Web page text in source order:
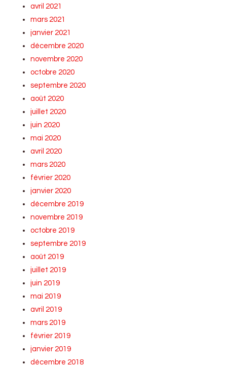
avril 2021
mars 2021
janvier 2021
décembre 2020
novembre 2020
octobre 2020
septembre 2020
août 2020
juillet 2020
juin 2020
mai 2020
avril 2020
mars 2020
février 2020
janvier 2020
décembre 2019
novembre 2019
octobre 2019
septembre 2019
août 2019
juillet 2019
juin 2019
mai 2019
avril 2019
mars 2019
février 2019
janvier 2019
décembre 2018